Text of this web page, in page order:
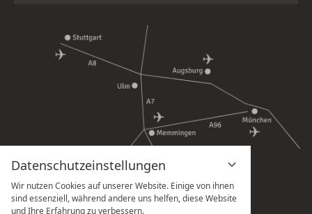
Datenschutzeinstellungen
Wir nutzen Cookies auf unserer Website. Einige von ihnen
sind essenziell, während andere uns helfen, diese Website
und Ihre Erfahrung zu verbessern.